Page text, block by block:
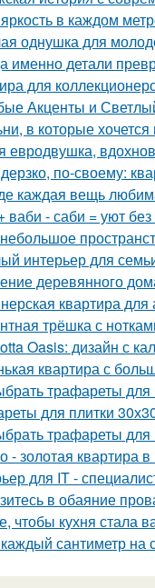
в каждом
однушка для
именно детали
для
Акценты и
в которые хочется
евродвушка,
по-своему:
каждая вещь
ваби - саби = уют без
интерьер для
деревянного
квартира
трёшка с
Oasis: дизайн с
квартира с
трафареты
для плитки
трафареты
- золотая квартира
для IT -
в обаяние
чтобы кухня стала
сантиметр на